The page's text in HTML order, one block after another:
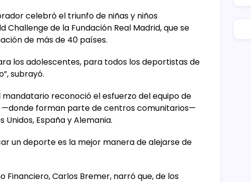
celebró el triunfo de niñas y niños
de la Fundación Real Madrid, que se
de más de 40 países.
los adolescentes, para todos los deportistas de
subrayó.
reconoció el esfuerzo del equipo de
—donde forman parte de centros comunitarios—
Unidos, España y Alemania.
un deporte es la mejor manera de alejarse de
Financiero, Carlos Bremer, narró que, de los